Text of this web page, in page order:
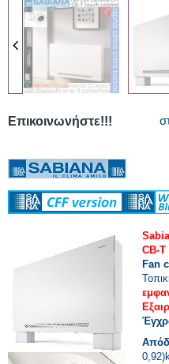
Επικοινωνήστε!!!
CB-T
Fan